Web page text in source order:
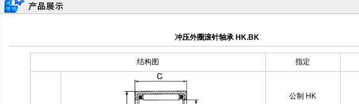
冲压外圈滚针轴承 HK.BK
结构图 指定
公制 HK